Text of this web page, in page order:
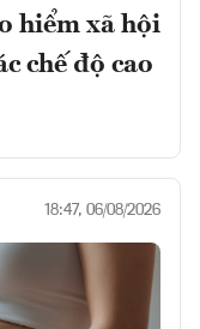
hiểm xã hội
chế độ cao
18:47, 06/08/2026